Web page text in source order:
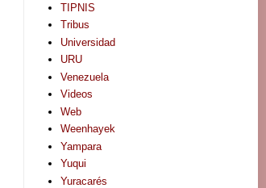
TIPNIS
Tribus
Universidad
URU
Venezuela
Videos
Web
Weenhayek
Yampara
Yuqui
Yuracarés